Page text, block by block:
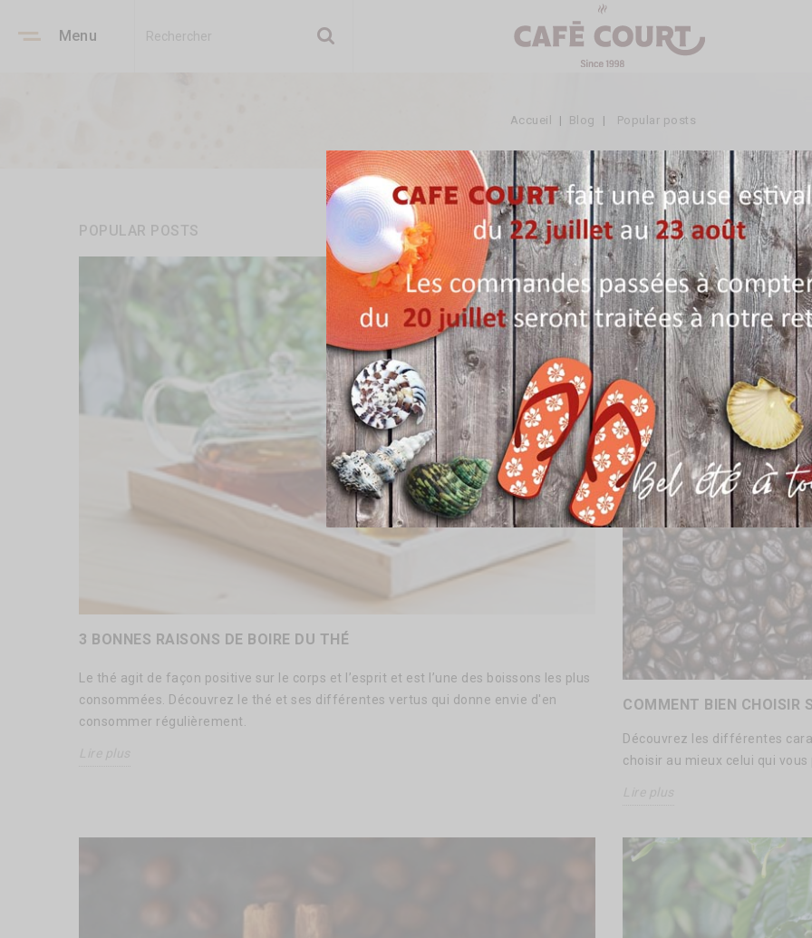
Menu
Accueil Blog Popular posts
POPULAR POSTS
3 BONNES RAISONS DE BOIRE DU THÉ
Le thé agit de façon positive sur le corps et l’esprit et est l’une des boissons les plus
consommées. Découvrez le thé et ses différentes vertus qui donne envie d'en
consommer régulièrement.
COMMENT BIEN CHOISIR
Découvrez les différentes
choisir au mieux celui qui vous